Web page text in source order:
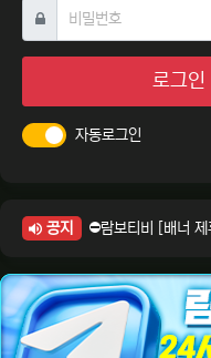
비밀번호필수
로그인
자동로그인
공지